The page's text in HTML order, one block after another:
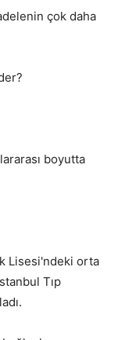
çok daha
boyutta
Lisesi'ndeki orta
Tıp